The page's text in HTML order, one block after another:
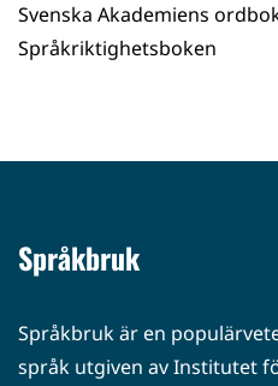
Svenska Akademiens
Språkriktighetsboken
Språkbruk
Språkbruk är en
språk utgiven av Institutet